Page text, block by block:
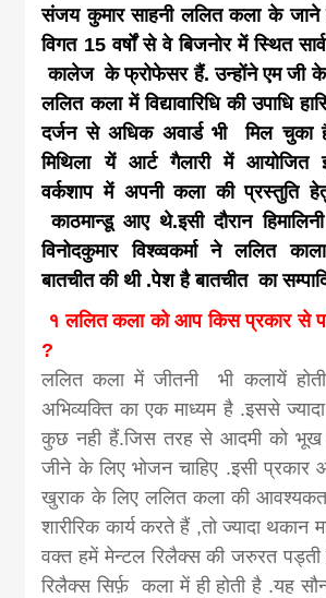
news,
संजय कुमार साहनी ललित कला के जाने
विगत 15 वर्षों से वे बिजनोर में स्थित
कालेज के फ्रोफेसर हैं. उन्होंने एम जी के
ललित कला में विद्यावारिधि की उपाधि
दर्जन से अधिक अवार्ड भी मिल चुका
मिथिला यें आर्ट गैलारी में आयोजित
वर्कशाप में अपनी कला की प्रस्तुति
काठमान्डू आए थे.इसी दौरान
विनोदकुमार विश्व्वकर्मा ने ललित
बातचीत की थी .पेश है बातचीत का
१ ललित कला को आप किस प्रकार से
?
ललित कला में जीतनी भी कलायें
अभिव्यक्ति का एक माध्यम है .इससे
कुछ नही हैं.जिस तरह से आदमी को भूख
जीने के लिए भोजन चाहिए .इसी प्रकार
खुराक के लिए ललित कला की
शारीरिक कार्य करते हैं ,तो ज्यादा थकान
वक्त हमें मेन्टल रिलैक्स की जरुरत
रिलैक्स सिर्फ़ कला में ही होती है .यह